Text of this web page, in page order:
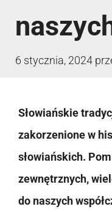
6 stycznia, 2024
Słowiańskie
zakorzenione w
słowiańskich.
zewnętrznych,
do naszych